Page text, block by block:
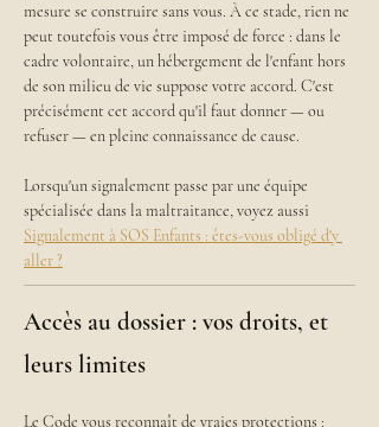
mesure se construire sans vous. À ce stade, rien ne
peut toutefois vous être imposé de force : dans le
cadre volontaire, un hébergement de l'enfant hors
de son milieu de vie suppose votre accord. C'est
précisément cet accord qu'il faut donner — ou
refuser — en pleine connaissance de cause.
Lorsqu'un signalement passe par une équipe
spécialisée dans la maltraitance, voyez aussi
Signalement à SOS Enfants : êtes-vous obligé d'y
aller ?
Accès au dossier : vos droits, et
leurs limites
Le Code vous reconnaît de vraies protections :